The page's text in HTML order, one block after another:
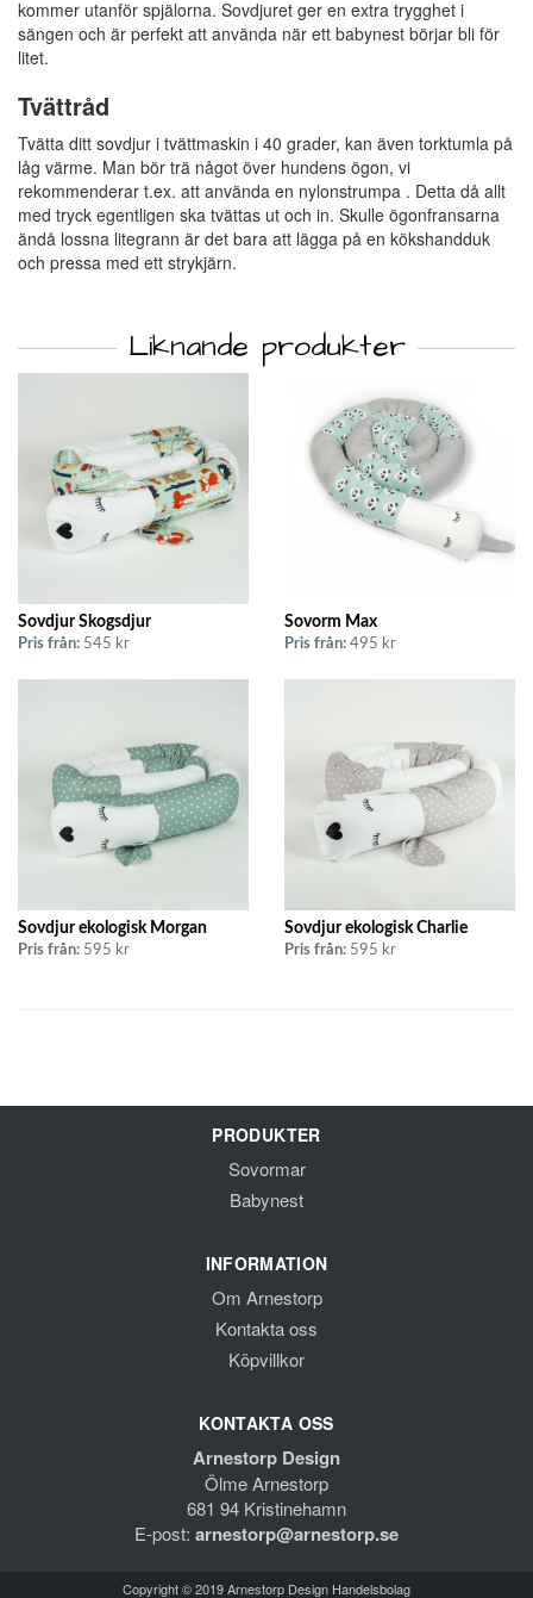
kommer utanför spjälorna. Sovdjuret ger en extra trygghet i
sängen och är perfekt att använda när ett babynest börjar bli för
litet.
Tvättråd
Tvätta ditt sovdjur i tvättmaskin i 40 grader, kan även torktumla på
låg värme. Man bör trä något över hundens ögon, vi
rekommenderar t.ex. att använda en nylonstrumpa . Detta då allt
med tryck egentligen ska tvättas ut och in. Skulle ögonfransarna
ändå lossna litegrann är det bara att lägga på en kökshandduk
och pressa med ett strykjärn.
Liknande produkter
Sovdjur Skogsdjur
Pris från: 545 kr
Sovorm Max
Pris från: 495 kr
Sovdjur ekologisk Morgan
Pris från: 595 kr
Sovdjur ekologisk Charlie
Pris från: 595 kr
PRODUKTER
Sovormar
Babynest
INFORMATION
Om Arnestorp
Kontakta oss
Köpvillkor
KONTAKTA OSS
Arnestorp Design
Ölme Arnestorp
681 94 Kristinehamn
E-post: arnestorp@arnestorp.se
Copyright © 2019 Arnestorp Design Handelsbolag